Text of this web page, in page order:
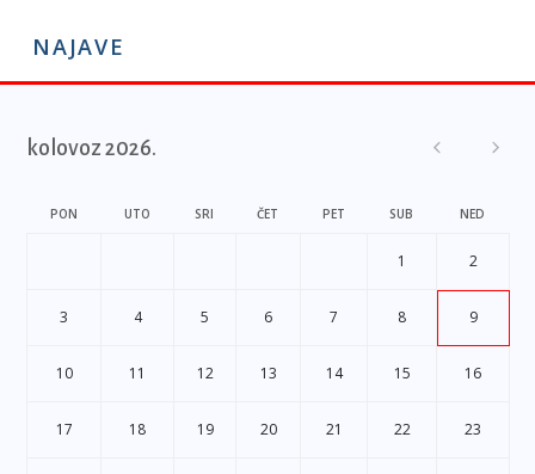
NAJAVE
kolovoz 2026.
PON UTO SRI ČET PET SUB NED
1 2
3 4 5 6 7 8 9
10 11 12 13 14 15 16
17 18 19 20 21 22 23